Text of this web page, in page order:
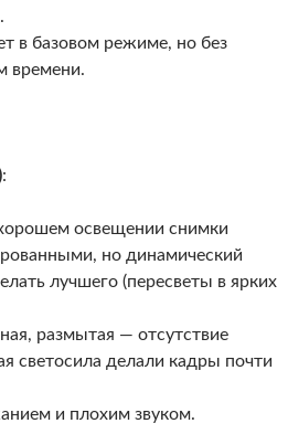
в базовом режиме, но без
времени.
:
освещении снимки
но динамический
лучшего (пересветы в ярких
размытая — отсутствие
светосила делали кадры почти
и плохим звуком.